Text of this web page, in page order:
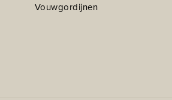
Vouwgordijnen